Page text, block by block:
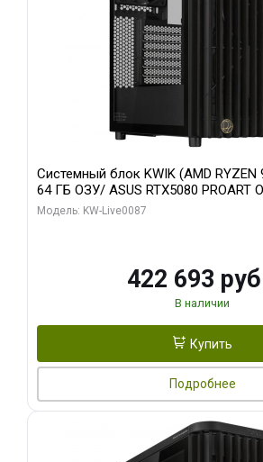
Системный блок KWIK (AMD RYZEN
64 ГБ ОЗУ/ ASUS RTX5080 PROART
256bit Type-C DP 2/ 1 ТБ SSD)
Модель: KW-Live0087
422 693
В наличии
Купить
Подробнее